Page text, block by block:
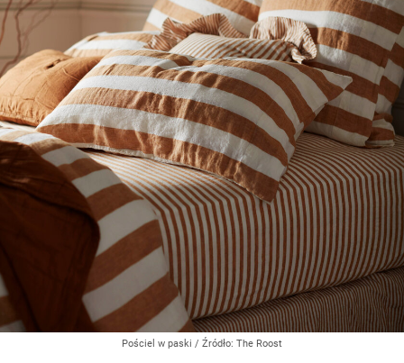
Pościel w paski / Źródło: The Roost